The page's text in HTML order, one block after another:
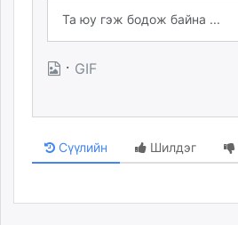
· GIF
Сүүлийн Шилдэг